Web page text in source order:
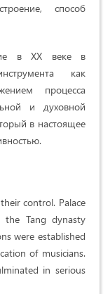
способ
в ХХ веке в
как
процесса
и духовной
в настоящее
control. Palace
the Tang dynasty
were established
of musicians.
in serious